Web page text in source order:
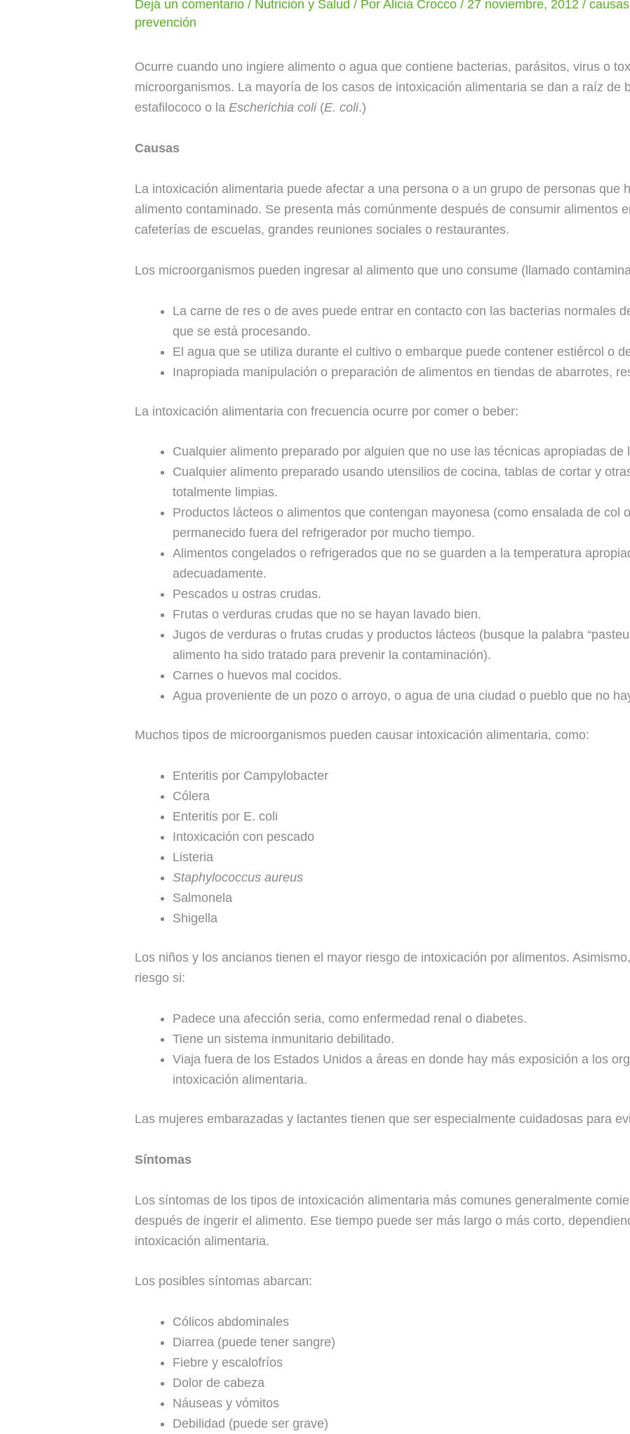
Dejá un comentario / Nutrición y Salud / PorAlicia Crocco/ 27 noviembre, 2012/causas
prevención
Ocurre cuando uno ingiere alimento o agua que contiene bacterias, parásitos, virus o
microorganismos. La mayoría de los casos de intoxicación alimentaria se dan a raíz de
estafilococo o laEscherichia coli(E. coli.)
Causas
La intoxicación alimentaria puede afectar a una persona o a un grupo de personas que
alimento contaminado. Se presenta más comúnmente después de consumir alimentos
cafeterías de escuelas, grandes reuniones sociales o restaurantes.
Los microorganismos pueden ingresar al alimento que uno consume (llamado
La carne de res o de aves puede entrar en contacto con las bacterias normales
que se está procesando.
El agua que se utiliza durante el cultivo o embarque puede contener estiércol o
Inapropiada manipulación o preparación de alimentos en tiendas de abarrotes,
La intoxicación alimentaria con frecuencia ocurre por comer o beber:
Cualquier alimento preparado por alguien que no use las técnicas apropiadas de
Cualquier alimento preparado usando utensilios de cocina, tablas de cortar y
totalmente limpias.
Productos lácteos o alimentos que contengan mayonesa (como ensalada de col
permanecido fuera del refrigerador por mucho tiempo.
Alimentos congelados o refrigerados que no se guarden a la temperatura
adecuadamente.
Pescados u ostras crudas.
Frutas o verduras crudas que no se hayan lavado bien.
Jugos de verduras o frutas crudas y productos lácteos (busque la palabra
alimento ha sido tratado para prevenir la contaminación).
Carnes o huevos mal cocidos.
Agua proveniente de un pozo o arroyo, o agua de una ciudad o pueblo que no
Muchos tipos de microorganismos pueden causar intoxicación alimentaria, como:
Enteritis por Campylobacter
Cólera
Enteritis por E. coli
Intoxicación con pescado
Listeria
Staphylococcus aureus
Salmonela
Shigella
Los niños y los ancianos tienen el mayor riesgo de intoxicación por alimentos.
riesgo si:
Padece una afección seria, como enfermedad renal o diabetes.
Tiene un sistema inmunitario debilitado.
Viaja fuera de los Estados Unidos a áreas en donde hay más exposición a los
intoxicación alimentaria.
Las mujeres embarazadas y lactantes tienen que ser especialmente cuidadosas para
Síntomas
Los síntomas de los tipos de intoxicación alimentaria más comunes generalmente
después de ingerir el alimento. Ese tiempo puede ser más largo o más corto,
intoxicación alimentaria.
Los posibles síntomas abarcan:
Cólicos abdominales
Diarrea (puede tener sangre)
Fiebre y escalofríos
Dolor de cabeza
Náuseas y vómitos
Debilidad (puede ser grave)